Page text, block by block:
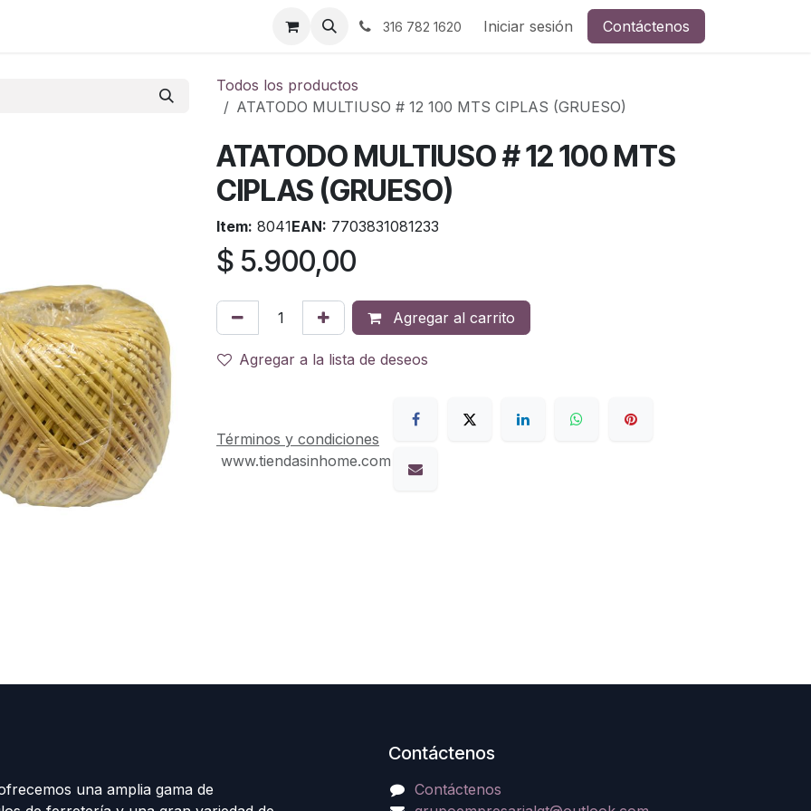
316 782 1620 Iniciar sesión Contáctenos
Todos los productos
ATATODO MULTIUSO # 12 100 MTS CIPLAS (GRUESO)
ATATODO MULTIUSO # 12 100 MTS
CIPLAS (GRUESO)
Item: 8041EAN: 7703831081233
$ 5.900,00
Agregar al carrito
Agregar a la lista de deseos
Términos y condiciones
www.tiendasinhome.com
una amplia gama de
Contáctenos
Contáctenos